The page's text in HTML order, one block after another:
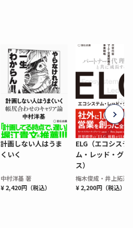
計画しない人はうま
くいく
中村洋基 著
¥ 2,420円（税込）
ELG（エコシステ
ム・レッド・グロ
ス）
梅木俊成・井上拓海
¥ 2,200円（税込）